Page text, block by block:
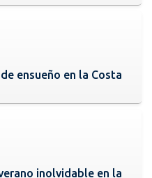
ensueño en la Costa
inolvidable en la